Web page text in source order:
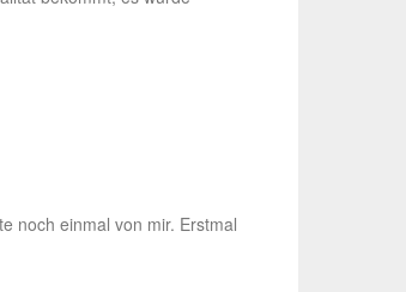
noch einmal von mir. Erstmal